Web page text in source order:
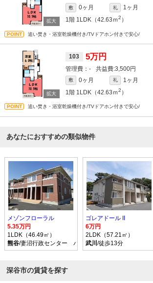
敷 0ヶ月 礼
1ヶ月
1階 1LDK（42.63ｍ2 ）
追い焚き・浴室乾燥機付き/TVドアホン付きで安心/
103 5万円
- 3,500円
敷 0ヶ月 礼
1ヶ月
1階 1LDK（42.63ｍ2 ）
追い焚き・浴室乾燥機付き/TVドアホン付きで安心/
あなたにおすすめの類似物件
メゾンフローラル
5.35万円
1LDK（46.49㎡）
熊谷/妻沼行政センター バス乗車時間34分 停歩5分
ゴレアドール II
6万円
2LDK（57.21㎡）
武川 /徒歩13分
深谷市の賃貸を探す